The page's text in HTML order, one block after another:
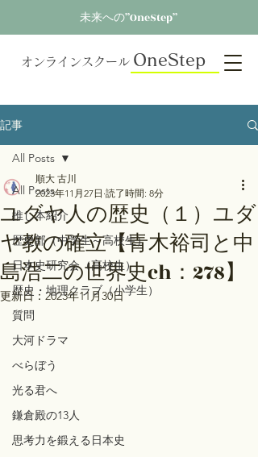
未来への”OneStep”
オンラインスクール OneStep
記事
All Posts
推し本紹介
歴史部（中学生～高校生）
日本史研究会（高校生）
歴史・地理クラブ（小学生）
質問
大河ドラマ
べらぼう
光る君へ
鎌倉殿の13人
思考力を鍛える日本史
All Posts
ユダヤ人の歴史（１）ユダ
ヤ教の確立【青木裕司と中
島浩二の世界史ch：278】
順大 古川
2023年11月27日 読了時間: 8分
更新日： 2023年11月30日